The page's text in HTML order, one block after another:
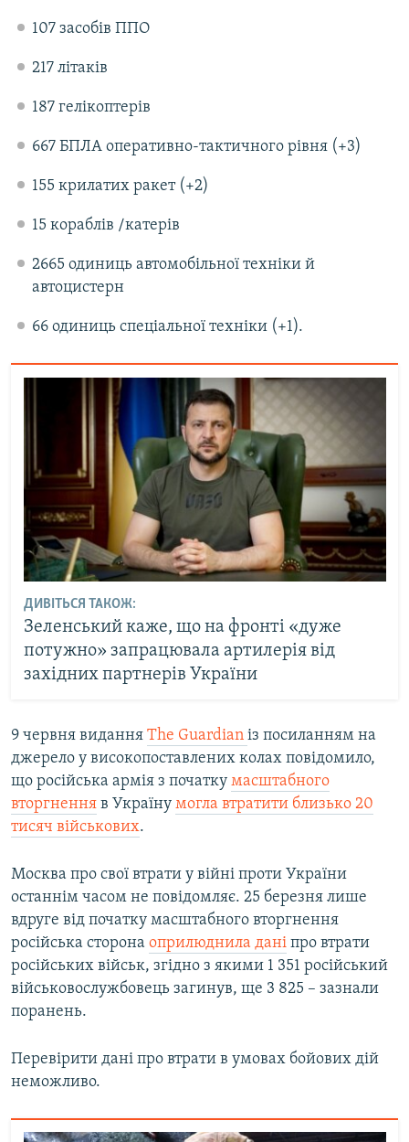
107 засобів ППО
217 літаків
187 гелікоптерів
667 БПЛА оперативно-тактичного рівня (+3)
155 крилатих ракет (+2)
15 кораблів /катерів
2665 одиниць автомобільної техніки й
автоцистерн
66 одиниць спеціальної техніки (+1).
ДИВІТЬСЯ ТАКОЖ:
Зеленський каже, що на фронті «дуже
потужно» запрацювала артилерія від
західних партнерів України
9 червня видання The Guardian із посиланням на
джерело у високопоставлених колах повідомило,
що російська армія з початку масштабного
вторгнення в Україну могла втратити близько 20
тисяч військових.
Москва про свої втрати у війні проти України
останнім часом не повідомляє. 25 березня лише
вдруге від початку масштабного вторгнення
російська сторона оприлюднила дані про втрати
російських військ, згідно з якими 1 351 російський
військовослужбовець загинув, ще 3 825 – зазнали
поранень​.
Перевірити дані про втрати в умовах бойових дій
неможливо.